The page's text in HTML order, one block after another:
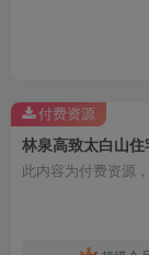
林泉高致太白山
此内容为付费资源
付费资源